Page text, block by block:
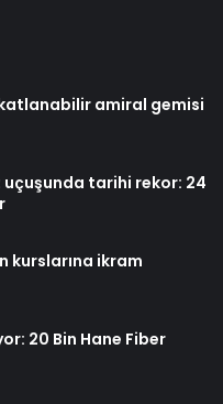
katlanabilir amiral gemisi
uçuşunda tarihi rekor: 24
kurslarına ikram
20 Bin Hane Fiber